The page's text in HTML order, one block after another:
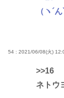
（ヽ´
54 : 2021/06/08(火)
>>16
ネトウ